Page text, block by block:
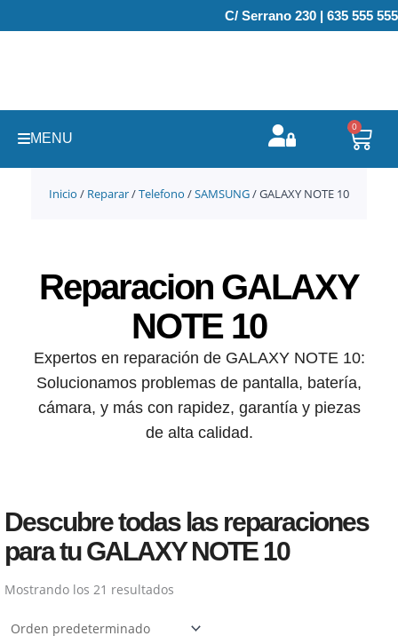
al
C/ Serrano 230 | 635 555 555
MENU
0
Inicio / Reparar/Telefono /SAMSUNG/ GALAXY NOTE 10
Reparacion GALAXY
NOTE 10
Expertos en reparación de GALAXY NOTE 10:
Solucionamos problemas de pantalla, batería,
cámara, y más con rapidez, garantía y piezas
de alta calidad.
Descubre todas las reparaciones
para tu GALAXY NOTE 10
Mostrando los 21 resultados